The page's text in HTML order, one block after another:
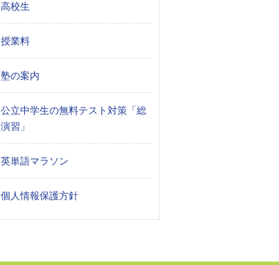
高校生
授業料
塾の案内
公立中学生の無料テスト対策「総
演習」
英単語マラソン
個人情報保護方針